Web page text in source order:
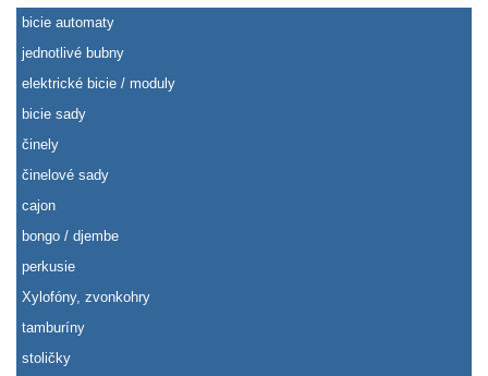
bicie automaty
jednotlivé bubny
elektrické bicie / moduly
bicie sady
činely
činelové sady
cajon
bongo / djembe
perkusie
Xylofóny, zvonkohry
tamburíny
stoličky